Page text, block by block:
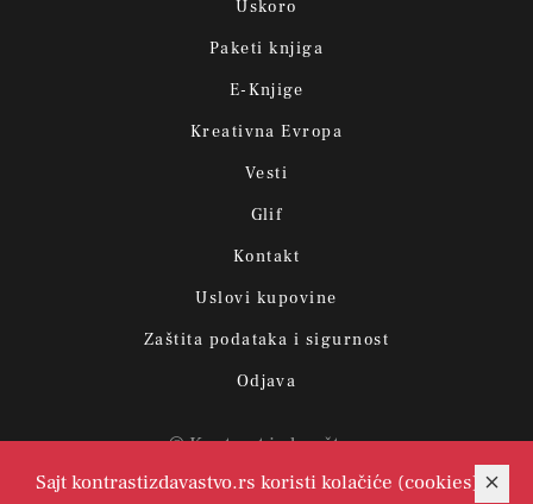
Sajt kontrastizdavastvo.rs koristi kolačiće (cookies)
Uskoro
Paketi knjiga
E-Knjige
Kreativna Evropa
Vesti
Glif
Kontakt
Uslovi kupovine
Zaštita podataka i sigurnost
Odjava
© Kontrast izdavaštvo.